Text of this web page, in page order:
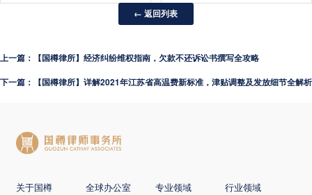
← 返回列表
上一篇：【国樽律所】经济纠纷维权指南，欠款不还诉讼书撰写全攻略
下一篇：【国樽律所】详解2021年江苏省高温费新标准，津贴调整及发放细节全解析
关于国樽 全球办公室 专业领域 行业领域